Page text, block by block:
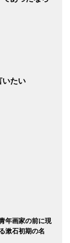
いたい
年画家の前に現
漱石初期の名